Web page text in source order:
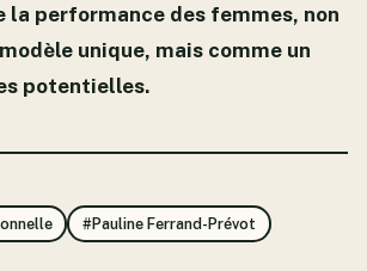
la performance des femmes, non
unique, mais comme un
potentielles.
#Pauline Ferrand-Prévot